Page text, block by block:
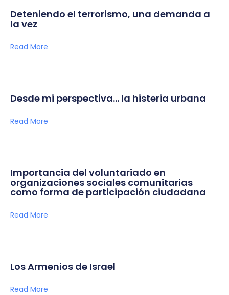
Deteniendo el terrorismo, una demanda a
la vez
Read More
Desde mi perspectiva… la histeria urbana
Read More
Importancia del voluntariado en
organizaciones sociales comunitarias
como forma de participación ciudadana
Read More
Los Armenios de Israel
Read More